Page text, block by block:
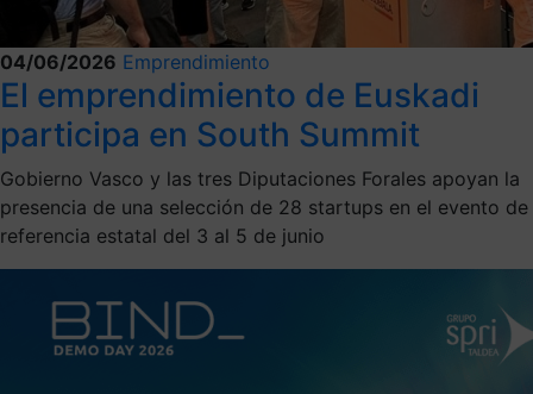
04/06/2026 Emprendimiento
El emprendimiento de Euskadi
participa en South Summit
Gobierno Vasco y las tres Diputaciones Forales apoyan la
presencia de una selección de 28 startups en el evento de
referencia estatal del 3 al 5 de junio